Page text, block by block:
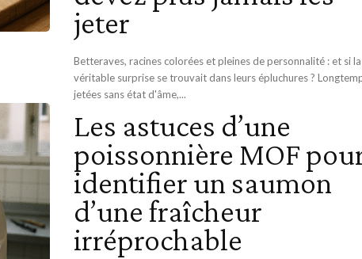
jeter
Betteraves, racines colorées et pleines de personnalité : et si la
véritable surprise se trouvait dans leurs épluchures ?
jetées sans état d'âme,...
Les astuces d’une
poissonnière MOF
identifier un saumon
d’une fraîcheur
irréprochable